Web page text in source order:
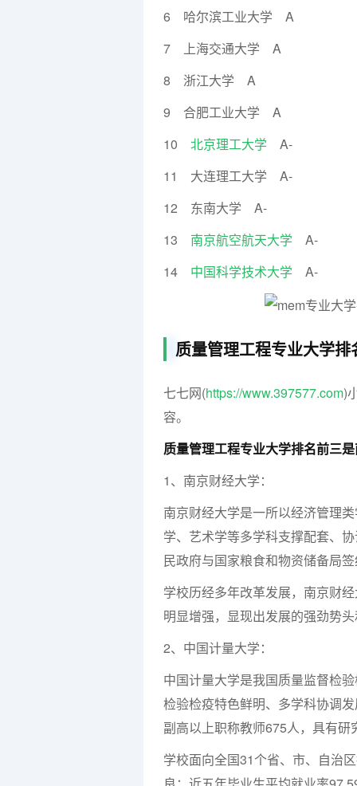
6 哈尔滨工业大学 A
7 上海交通大学 A
8 浙江大学 A
9 合肥工业大学 A
10 北京理工大学 A-
11 大连理工大学 A-
12 东南大学 A-
13 南京航空航天大学 A-
14 中国科学技术大学 A-
质量管理工程专业大学排
七七网(https://www.397577.com)
容。
质量管理工程专业大学排名前三
1、南京财经大学：
南京财经大学是一所以经济管理
学、艺术学等多学科支撑配套、
民政府与国家粮食和物资储备局
学校历经多年改革发展，南京财
明显增强，显现出发展的强劲势
2、中国计量大学：
中国计量大学是我国质量监督检
检验检疫特色鲜明、多学科协调
副高以上职称教师675人，具有
学校面向全国31个省、市、自治